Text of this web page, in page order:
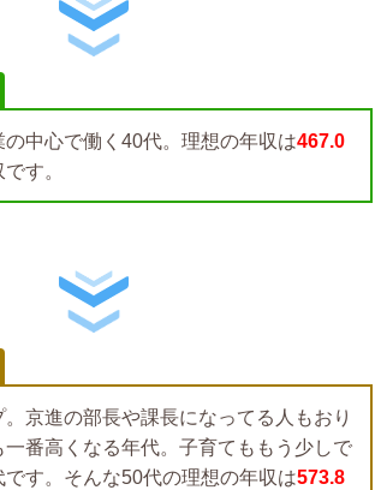
中心で働く40代。理想の年収は467.0
す。
京進の部長や課長になってる人もおり
一番高くなる年代。子育てももう少しで
す。そんな50代の理想の年収は573.8